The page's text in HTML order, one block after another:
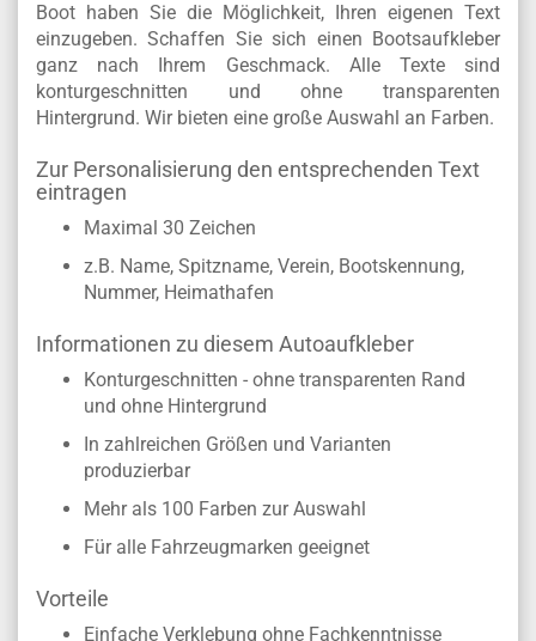
Boot haben Sie die Möglichkeit, Ihren eigenen Text
einzugeben. Schaffen Sie sich einen Bootsaufkleber
ganz nach Ihrem Geschmack. Alle Texte sind
konturgeschnitten und ohne transparenten
Hintergrund. Wir bieten eine große Auswahl an Farben.
Zur Personalisierung den entsprechenden Text
eintragen
Maximal 30 Zeichen
z.B. Name, Spitzname, Verein, Bootskennung,
Nummer, Heimathafen
Informationen zu diesem Autoaufkleber
Konturgeschnitten - ohne transparenten Rand
und ohne Hintergrund
In zahlreichen Größen und Varianten
produzierbar
Mehr als 100 Farben zur Auswahl
Für alle Fahrzeugmarken geeignet
Vorteile
Einfache Verklebung ohne Fachkenntnisse